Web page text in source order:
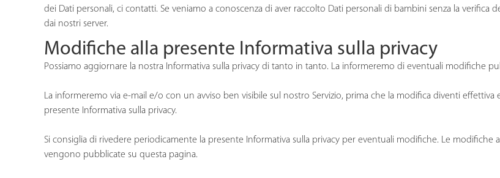
dei Dati personali, ci contatti. Se veniamo a conoscenza di aver raccolto Dati personali di bambini senza la
dai nostri server.
Modifiche alla presente Informativa sulla privacy
Possiamo aggiornare la nostra Informativa sulla privacy di tanto in tanto. La informeremo di eventuali modifiche
La informeremo via e-mail e/o con un avviso ben visibile sul nostro Servizio, prima che la modifica diventi
presente Informativa sulla privacy.
Si consiglia di rivedere periodicamente la presente Informativa sulla privacy per eventuali modifiche. Le
vengono pubblicate su questa pagina.